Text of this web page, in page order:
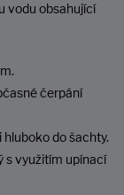
vodu obsahující
čerpání
do šachty.
s využitím upínací